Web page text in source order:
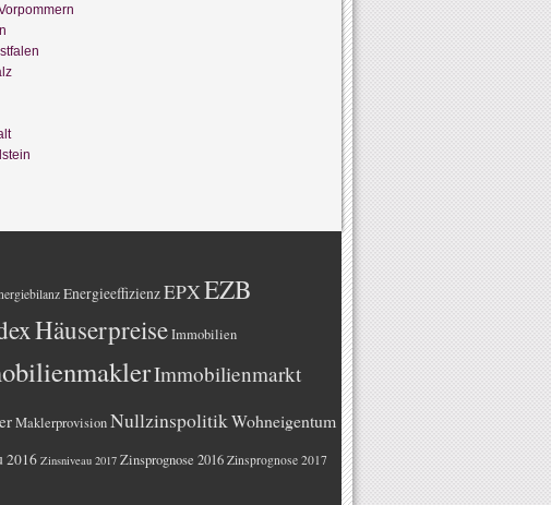
EnergieeffizienzEPXEZB
HäuserpreiseImmobilien
Immobilienmarkt
MaklerprovisionNullzinspolitikWohneigentum
2016 Zinsniveau 2017 Zinsprognose 2016 Zinsprognose 2017